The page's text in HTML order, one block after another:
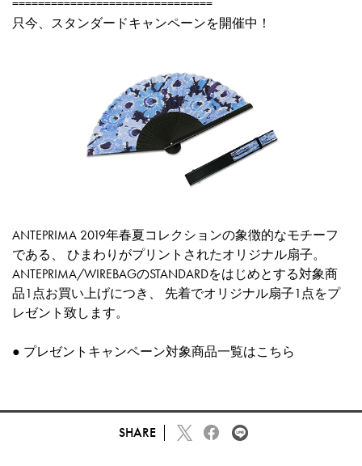
只今、スタンダードキャンペーンを開催中！
ANTEPRIMA 2019年春夏コレクションの象徴的なモチーフ
である、 ひまわりがプリントされたオリジナル扇子。
ANTEPRIMA/WIREBAGのSTANDARDをはじめとする対象商
品1点お買い上げにつき、 先着でオリジナル扇子1点をプ
レゼント致します。
● プレゼントキャンペーン対象商品一覧はこちら
SHARE